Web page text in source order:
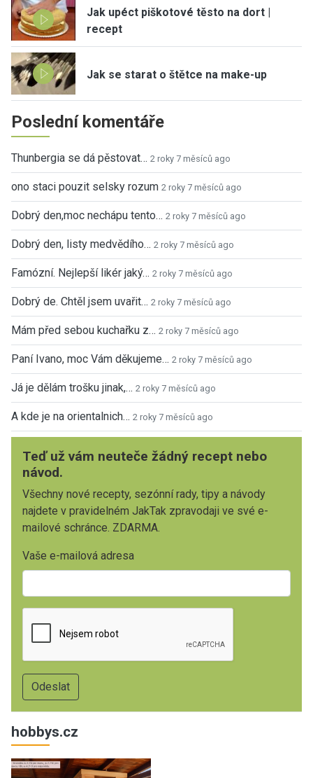
Jak upéct piškotové těsto na dort |
recept
Jak se starat o štětce na make-up
Poslední komentáře
Thunbergia se dá pěstovat… 2 roky 7 měsíců ago
ono staci pouzit selsky rozum 2 roky 7 měsíců ago
Dobrý den,moc nechápu tento… 2 roky 7 měsíců ago
Dobrý den, listy medvědího… 2 roky 7 měsíců ago
Famózní. Nejlepší likér jaký… 2 roky 7 měsíců ago
Dobrý de. Chtěl jsem uvařit… 2 roky 7 měsíců ago
Mám před sebou kuchařku z… 2 roky 7 měsíců ago
Paní Ivano, moc Vám děkujeme… 2 roky 7 měsíců ago
Já je dělám trošku jinak,… 2 roky 7 měsíců ago
A kde je na orientalnich… 2 roky 7 měsíců ago
Teď už vám neuteče žádný recept nebo
návod.
Všechny nové recepty, sezónní rady, tipy a návody
najdete v pravidelném JakTak zpravodaji ve své e-
mailové schránce. ZDARMA.
Vaše e-mailová adresa
hobbys.cz